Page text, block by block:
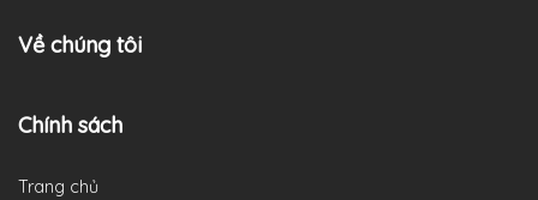
Về chúng tôi
Chính sách
Trang chủ